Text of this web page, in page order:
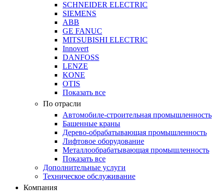
SCHNEIDER ELECTRIC
SIEMENS
ABB
GE FANUC
MITSUBISHI ELECTRIC
Innovert
DANFOSS
LENZE
KONE
OTIS
Показать все
По отрасли
Автомобиле-строительная промышленность
Башенные краны
Дерево-обрабатывающая промышленность
Лифтовое оборудование
Металлообрабатывающая промышленность
Показать все
Дополнительные услуги
Техническое обслуживание
Компания